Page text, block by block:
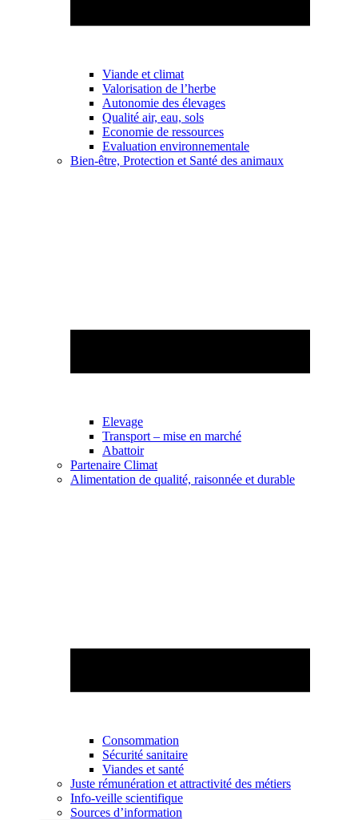
Viande et climat
Valorisation de l’herbe
Autonomie des élevages
Qualité air, eau, sols
Economie de ressources
Evaluation environnementale
Bien-être, Protection et Santé des animaux
Elevage
Transport – mise en marché
Abattoir
Partenaire Climat
Alimentation de qualité, raisonnée et durable
Consommation
Sécurité sanitaire
Viandes et santé
Juste rémunération et attractivité des métiers
Info-veille scientifique
Sources d’information